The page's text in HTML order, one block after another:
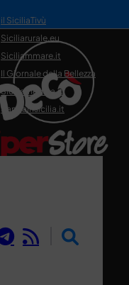
il SiciliaTivù
Siciliarurale.eu
Siciliammare.it
Il Giornale della Bellezza
Siciliamedica.it
Sanitainsicilia.it